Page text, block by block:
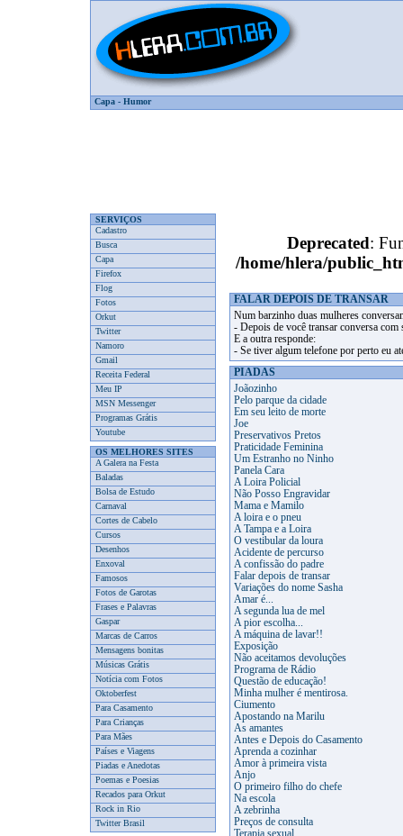
Capa - Humor
SERVIÇOS
Cadastro
Busca
Capa
Firefox
Flog
Fotos
Orkut
Twitter
Namoro
Gmail
Receita Federal
Meu IP
MSN Messenger
Programas Grátis
Youtube
OS MELHORES SITES
A Galera na Festa
Baladas
Bolsa de Estudo
Carnaval
Cortes de Cabelo
Cursos
Desenhos
Enxoval
Famosos
Fotos de Garotas
Frases e Palavras
Gaspar
Marcas de Carros
Mensagens bonitas
Músicas Grátis
Notícia com Fotos
Oktoberfest
Para Casamento
Para Crianças
Para Mães
Países e Viagens
Piadas e Anedotas
Poemas e Poesias
Recados para Orkut
Rock in Rio
Twitter Brasil
Deprecated:
/home/hlera/
FALAR DEPOIS DE TRANSAR
Num barzinho duas mulheres
- Depois de você transar conversa com
E a outra responde:
- Se tiver algum telefone por perto eu
PIADAS
Joãozinho
Pelo parque da cidade
Em seu leito de morte
Joe
Preservativos Pretos
Praticidade Feminina
Um Estranho no Ninho
Panela Cara
A Loira Policial
Não Posso Engravidar
Mama e Mamilo
A loira e o pneu
A Tampa e a Loira
O vestibular da loura
Acidente de percurso
A confissão do padre
Falar depois de transar
Variações do nome Sasha
Amar é...
A segunda lua de mel
A pior escolha...
A máquina de lavar!!
Exposição
Não aceitamos devoluções
Programa de Rádio
Questão de educação!
Minha mulher é mentirosa.
Ciumento
Apostando na Marilu
As amantes
Antes e Depois do Casamento
Aprenda a cozinhar
Amor à primeira vista
Anjo
O primeiro filho do chefe
Na escola
A zebrinha
Preços de consulta